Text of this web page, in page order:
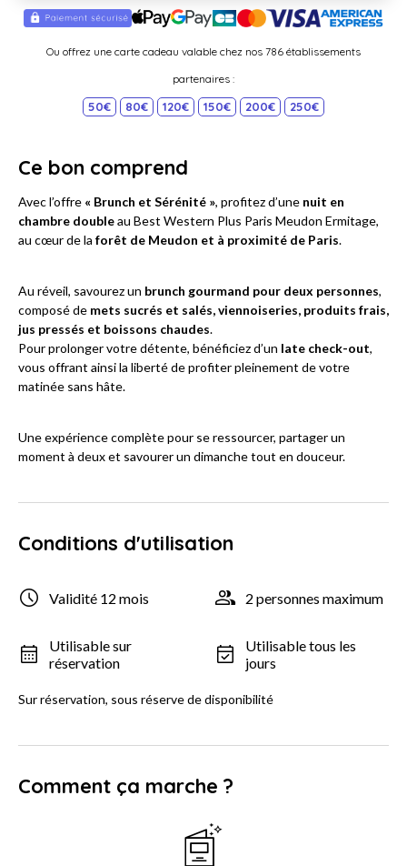
Ou offrez une carte cadeau valable chez nos 786 établissements
partenaires :
50€ 80€ 120€ 150€ 200€ 250€
Ce bon comprend
Avec l’offre « Brunch et Sérénité », profitez d’une nuit en
chambre doubleau Best Western Plus Paris Meudon Ermitage,
au cœur de la forêt de Meudon et à proximité de Paris.
Au réveil, savourez un brunch gourmand pour deux personnes,
composé de mets sucrés et salés, viennoiseries, produits frais,
jus pressés et boissons chaudes.
Pour prolonger votre détente, bénéficiez d’un late check-out,
vous offrant ainsi la liberté de profiter pleinement de votre
matinée sans hâte.
Une expérience complète pour se ressourcer, partager un
moment à deux et savourer un dimanche tout en douceur.
Conditions d'utilisation
Validité 12 mois 2 personnes maximum
Utilisable sur
réservation
Utilisable tous les
jours
Sur réservation, sous réserve de disponibilité
Comment ça marche ?